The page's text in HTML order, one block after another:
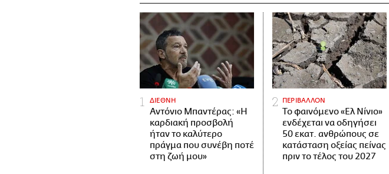
ΔΙΕΘΝΗ
Αντόνιο Μπαντέρας: «Η
καρδιακή προσβολή
ήταν το καλύτερο
πράγμα που συνέβη ποτέ
στη ζωή μου»
ΠΕΡΙΒΑΛΛΟΝ
Το φαινόμενο «Ελ Νίνιο»
ενδέχεται να οδηγήσει
50 εκατ. ανθρώπους σε
κατάσταση οξείας πείνας
πριν το τέλος του 2027